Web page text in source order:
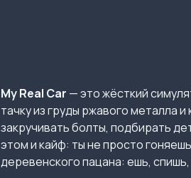
My Real Car — это жёсткий
тачку из груды ржавого металла
закручивать болты, подбирать
этом и кайф: ты не просто
деревенского пацана: ешь,